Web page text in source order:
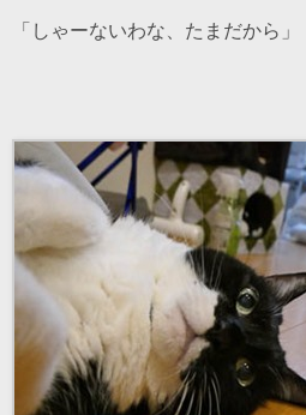
「しゃーないわな、たまだから」